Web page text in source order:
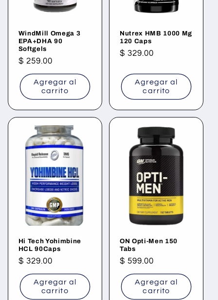
WindMill Omega 3
EPA+DHA 90
Softgels
Precio
habitual
$ 259.00
Agregar al
carrito
Nutrex HMB 1000 Mg
120 Caps
Precio
$ 329.00
Agregar al
carrito
Hi Tech Yohimbine
HCL 90Caps
Precio
habitual
$ 329.00
Agregar al
carrito
ON Opti-Men 150
Tabs
Precio
habitual
$ 599.00
Agregar al
carrito